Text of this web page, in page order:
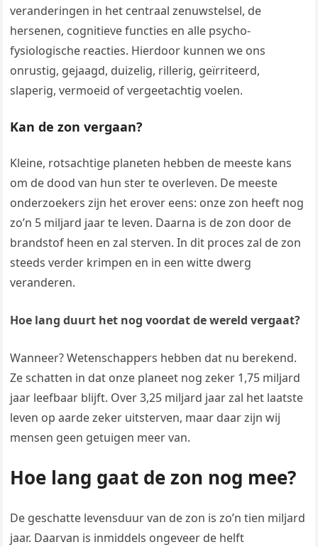
veranderingen in het centraal zenuwstelsel, de
hersenen, cognitieve functies en alle psycho-
fysiologische reacties. Hierdoor kunnen we ons
onrustig, gejaagd, duizelig, rillerig, geïrriteerd,
slaperig, vermoeid of vergeetachtig voelen.
Kan de zon vergaan?
Kleine, rotsachtige planeten hebben de meeste kans
om de dood van hun ster te overleven. De meeste
onderzoekers zijn het erover eens: onze zon heeft nog
zo’n 5 miljard jaar te leven. Daarna is de zon door de
brandstof heen en zal sterven. In dit proces zal de zon
steeds verder krimpen en in een witte dwerg
veranderen.
Hoe lang duurt het nog voordat de wereld vergaat?
Wanneer? Wetenschappers hebben dat nu berekend.
Ze schatten in dat onze planeet nog zeker 1,75 miljard
jaar leefbaar blijft. Over 3,25 miljard jaar zal het laatste
leven op aarde zeker uitsterven, maar daar zijn wij
mensen geen getuigen meer van.
Hoe lang gaat de zon nog mee?
De geschatte levensduur van de zon is zo’n tien miljard
jaar. Daarvan is inmiddels ongeveer de helft